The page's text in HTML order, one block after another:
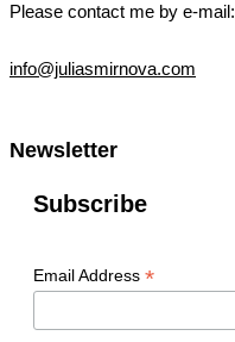
Please contact me by e-mail:
info@juliasmirnova.com
Newsletter
Subscribe
Email Address *